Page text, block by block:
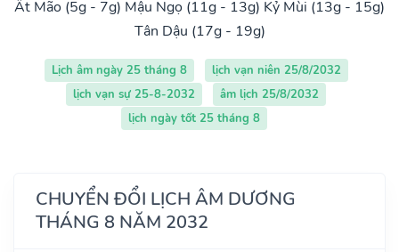
Ất Mão (5g - 7g) Mậu Ngọ (11g - 13g) Kỷ Mùi (13g - 15g)
Tân Dậu (17g - 19g)
Lịch âm ngày 25 tháng 8
lịch vạn niên 25/8/2032
lịch vạn sự 25-8-2032
âm lịch 25/8/2032
lịch ngày tốt 25 tháng 8
CHUYỂN ĐỔI LỊCH ÂM DƯƠNG
THÁNG 8 NĂM 2032